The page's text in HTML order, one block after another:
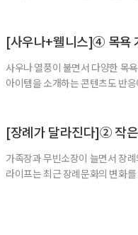
막까지. 시간이 멈춘 듯한 대자연
[사우나+웰니스]④ 목욕
사우나 열풍이 불면서 다양한 목
아이템을 소개하는 콘텐츠도 반
감을 식힌다. 이들의 목욕 가방에
[장례가 달라진다]② 작
가족장과 무빈소장이 늘면서 장
라이프는 최근 장례문화의 변화